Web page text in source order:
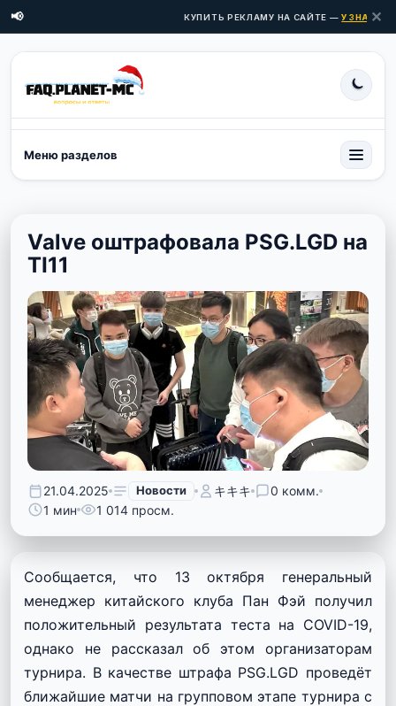
📢 КУПИТЬ РЕКЛАМУ НА САЙТЕ —УЗНАТЬ✕
Меню разделов
Valve оштрафовала PSG.LGD на
TI11
21.04.2025 Новости キキキ
0 комм.
1 мин
1 014 просм.
Сообщается, что 13 октября генеральный
менеджер китайского клуба Пан Фэй получил
положительный результата теста на COVID-19,
однако не рассказал об этом организаторам
турнира. В качестве штрафа PSG.LGD проведёт
ближайшие матчи на групповом этапе турнира с